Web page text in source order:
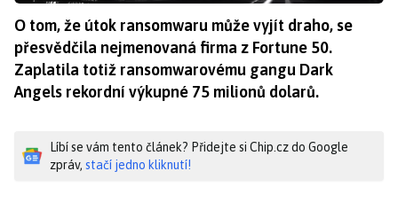
O tom, že útok ransomwaru může vyjít draho, se
přesvědčila nejmenovaná firma z Fortune 50.
Zaplatila totiž ransomwarovému gangu Dark
Angels rekordní výkupné 75 milionů dolarů.
Líbí se vám tento článek? Přidejte si Chip.cz do Google
zpráv, stačí jedno kliknutí!